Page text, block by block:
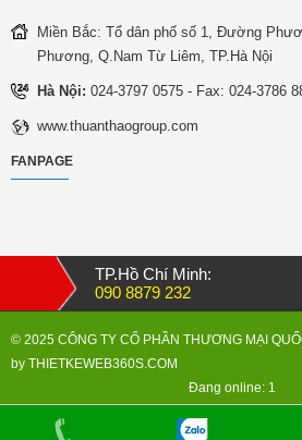
Miền Bắc: Tổ dân phố số 1, Đường
Phương, Q.Nam Từ Liêm, TP.Hà Nội
Hà Nội: 024-3797 0575 - Fax: 024-3786
www.thuanthaogroup.com
FANPAGE
TP.Hồ Chí Minh:
090 8879 232
© 2025 CÔNG TY CỔ PHẦN THƯƠNG MẠI
by THIETKEWEB360S.COM
Đang online: 1